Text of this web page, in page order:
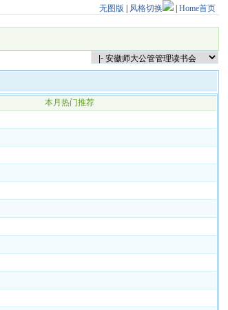
无图版 风格切换 | Home首页
本月热门推荐